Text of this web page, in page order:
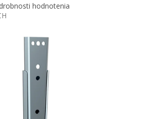
produktu je 0,0 z 5 hviezdičiek.
hodnotenia